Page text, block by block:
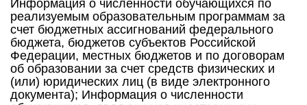
Информация о численности обучающихся по
реализуемым образовательным программам за
счет бюджетных ассигнований федерального
бюджета, бюджетов субъектов Российской
Федерации, местных бюджетов и по договорам
об образовании за счет средств физических и
(или) юридических лиц (в виде электронного
документа); Информация о численности